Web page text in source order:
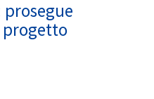
prosegue
progetto